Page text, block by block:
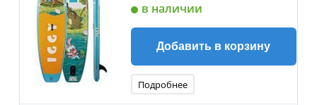
в наличии
Добавить в корзину
Подробнее